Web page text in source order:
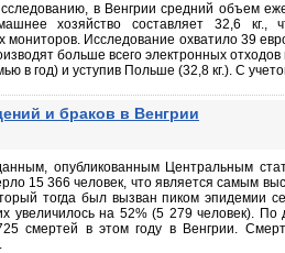
в Венгрии средний объем
хозяйство составляет 32,6 кг.,
мониторов. Исследование охватило 39
больше всего электронных
в год) и уступив Польше (32,8 кг.). С
и браков в Венгрии
опубликованным Центральным
15 366 человек, что является самым
тогда был вызван пиком эпидемии
увеличилось на 52% (5 279 человек).
смертей в этом году в Венгрии.